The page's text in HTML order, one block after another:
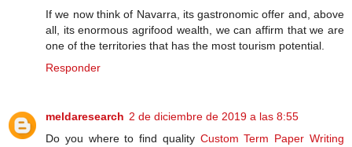
If we now think of Navarra, its gastronomic offer and, above
all, its enormous agrifood wealth, we can affirm that we are
one of the territories that has the most tourism potential.
Responder
meldaresearch 2 de diciembre de 2019 a las 8:55
Do you where to find quality Custom Term Paper Writing